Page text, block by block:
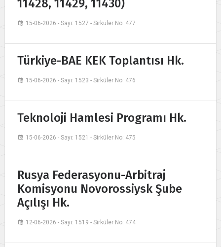
11428, 11429, 11430)
15-06-2026 - Sayı: 1527 - Sirküler No: 477
Türkiye-BAE KEK Toplantısı Hk.
15-06-2026 - Sayı: 1523 - Sirküler No: 476
Teknoloji Hamlesi Programı Hk.
15-06-2026 - Sayı: 1521 - Sirküler No: 475
Rusya Federasyonu-Arbitraj
Komisyonu Novorossiysk Şube
Açılışı Hk.
12-06-2026 - Sayı: 1519 - Sirküler No: 474